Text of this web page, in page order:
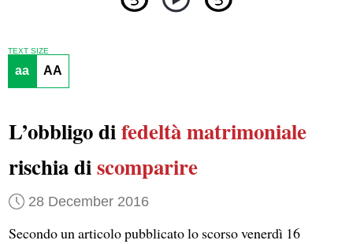
TEXT SIZE
aa AA
L’obbligo difedeltà matrimoniale
rischia discomparire
28 December 2016
Secondo un articolo pubblicato lo scorso venerdì 16